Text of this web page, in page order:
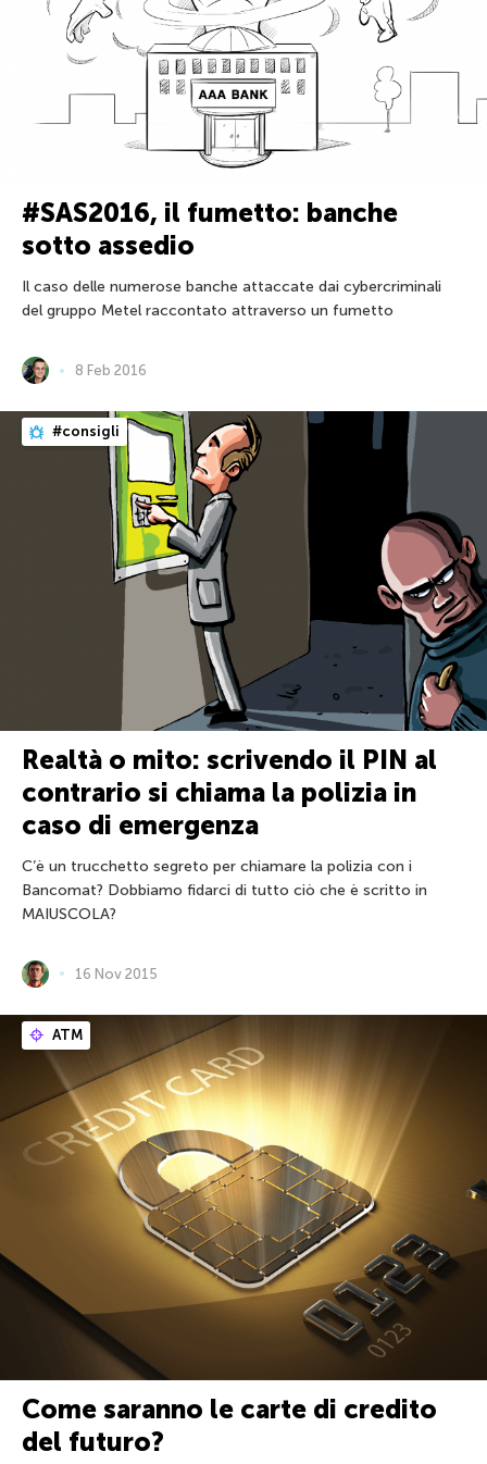
#SAS2016, il fumetto: banche
sotto assedio
Il caso delle numerose banche attaccate dai cybercriminali
del gruppo Metel raccontato attraverso un fumetto
8 Feb 2016
#consigli
Realtà o mito: scrivendo il PIN al
contrario si chiama la polizia in
caso di emergenza
C’è un trucchetto segreto per chiamare la polizia con i
Bancomat? Dobbiamo fidarci di tutto ciò che è scritto in
MAIUSCOLA?
16 Nov 2015
ATM
Come saranno le carte di credito
del futuro?